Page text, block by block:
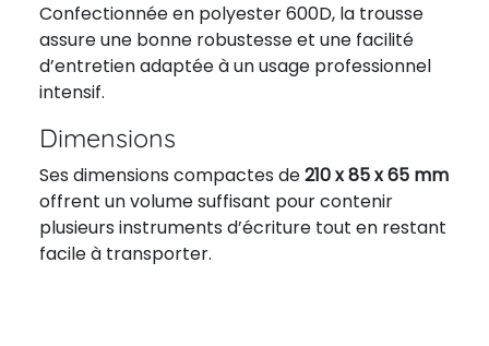
Confectionnée en polyester 600D, la trousse
assure une bonne robustesse et une facilité
d’entretien adaptée à un usage professionnel
intensif.
Dimensions
Ses dimensions compactes de210 x 85 x 65 mm
offrent un volume suffisant pour contenir
plusieurs instruments d’écriture tout en restant
facile à transporter.